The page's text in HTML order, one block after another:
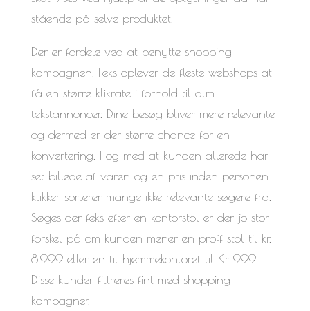
stående på selve produktet.
Der er fordele ved at benytte shopping
kampagnen. Feks oplever de fleste webshops at
få en større klikrate i forhold til alm
tekstannoncer. Dine besøg bliver mere relevante
og dermed er der større chance for en
konvertering. I og med at kunden allerede har
set billede af varen og en pris inden personen
klikker sorterer mange ikke relevante søgere fra.
Søges der feks efter en kontorstol er der jo stor
forskel på om kunden mener en proff stol til kr.
8.999 eller en til hjemmekontoret til Kr 999
Disse kunder filtreres fint med shopping
kampagner.